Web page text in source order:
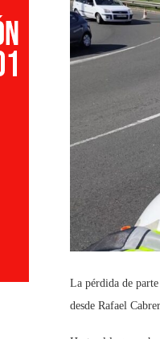
La pérdida de
desde Rafael